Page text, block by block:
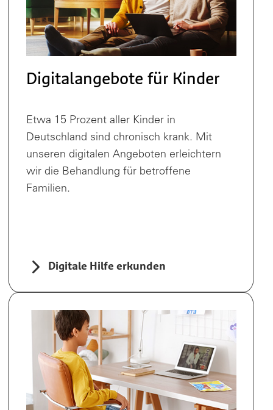
Digitalangebote für Kinder
Etwa 15 Prozent aller Kinder in
Deutschland sind chronisch krank. Mit
unseren digitalen Angeboten erleichtern
wir die Behandlung für betroffene
Familien.
Digitale Hilfe erkunden